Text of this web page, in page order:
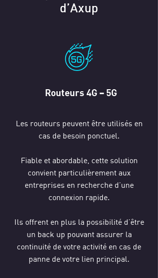
d’Axup
Routeurs 4G – 5G
Les routeurs peuvent être utilisés en
cas de besoin ponctuel.
Fiable et abordable, cette solution
convient particulièrement aux
entreprises en recherche d’une
connexion rapide.
Ils offrent en plus la possibilité d’être
un back up pouvant assurer la
continuité de votre activité en cas de
panne de votre lien principal.